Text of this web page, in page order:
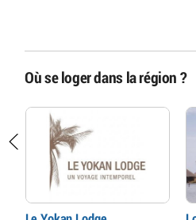
Où se loger dans la région ?